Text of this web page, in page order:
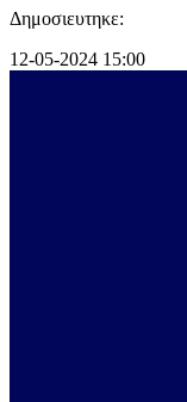
Δημοσιευτηκε:
12-05-2024 15:00